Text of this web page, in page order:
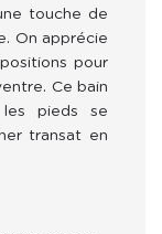
touche de
On apprécie
pour
Ce bain
pieds se
transat en